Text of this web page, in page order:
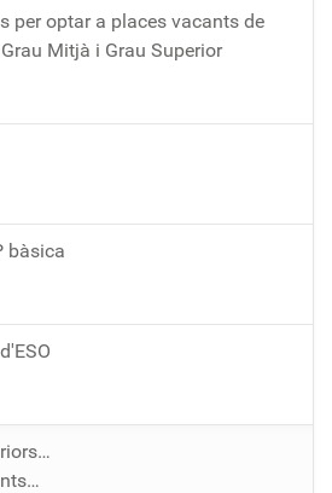
per optar a places vacants de
Mitjà i Grau Superior
bàsica